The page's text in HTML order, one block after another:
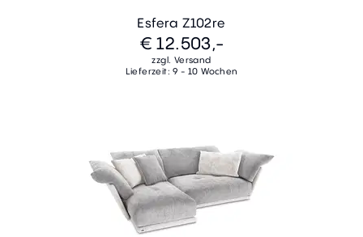
Esfera Z102re
€ 12.503,-
zzgl. Versand
Lieferzeit: 9 - 10 Wochen